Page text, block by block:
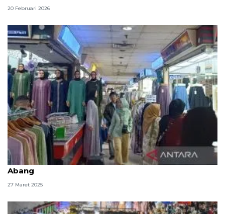
20 Februari 2026
Berburu sandang untuk lebaran di Pasar Tanah
Abang
27 Maret 2025